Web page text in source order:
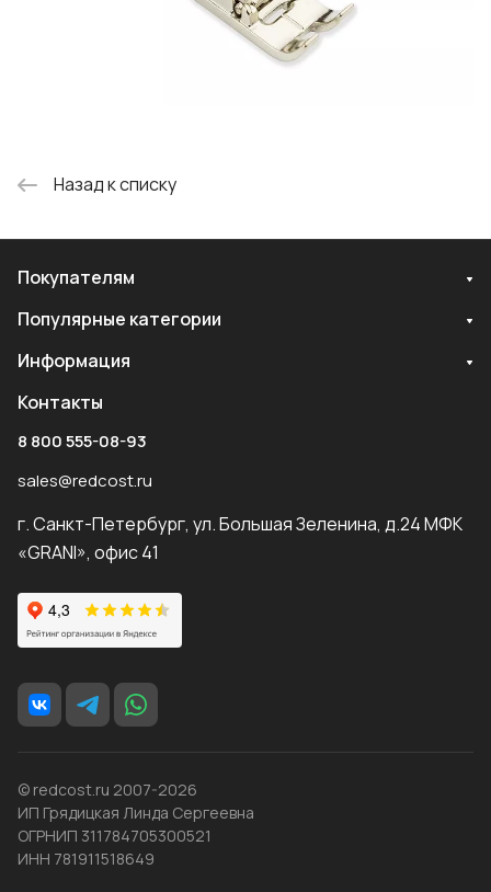
Назад к списку
Покупателям
Популярные категории
Информация
Контакты
8 800 555-08-93
sales@redcost.ru
г. Санкт-Петербург, ул. Большая Зеленина, д.24 МФК
«GRANI», офис 41
© redcost.ru 2007-2026
ИП Грядицкая Линда Сергеевна
ОГРНИП 311784705300521
ИНН 781911518649